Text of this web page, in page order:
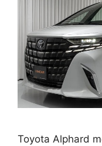
Toyota Alphard